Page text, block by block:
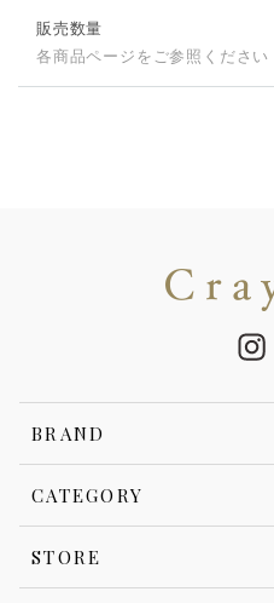
販売数量
各商品ページをご参照ください
BRAND
CATEGORY
STORE